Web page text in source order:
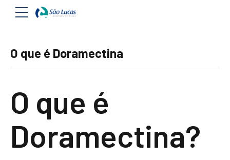
O que é Doramectina
O que é
Doramectina?